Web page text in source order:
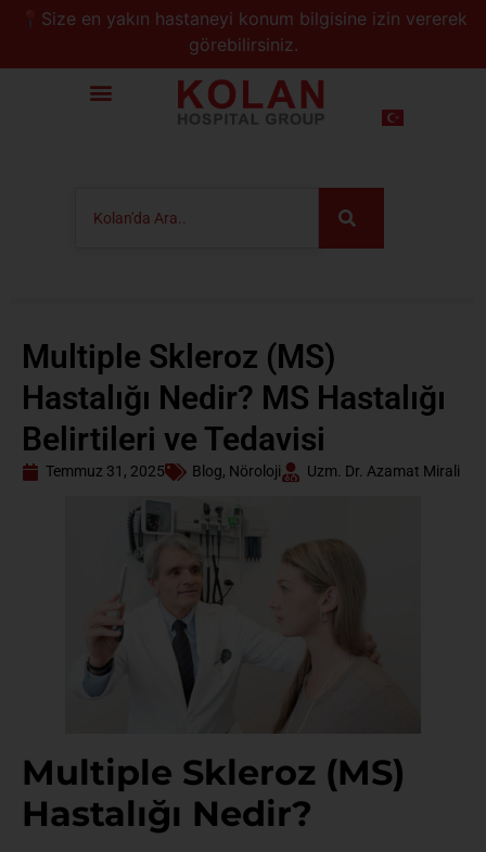
📍Size en yakın hastaneyi konum bilgisine izin vererek
görebilirsiniz.
Multiple Skleroz (MS)
Hastalığı Nedir? MS Hastalığı
Belirtileri ve Tedavisi
Temmuz 31, 2025 Blog, Nöroloji Uzm. Dr. Azamat Mirali
Multiple Skleroz (MS)
Hastalığı Nedir?